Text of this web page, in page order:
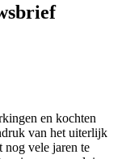
en kochten
van het uiterlijk
nog vele jaren te